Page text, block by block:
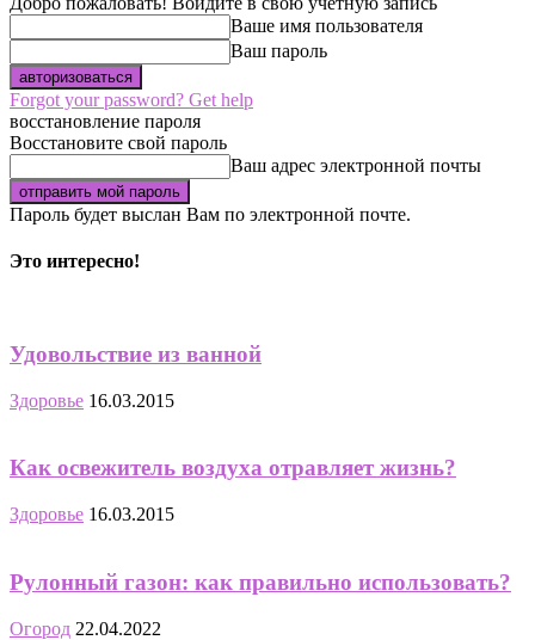
Ваше имя пользователя
Ваш пароль
Forgot your password? Get help
восстановление пароля
Восстановите свой пароль
Ваш адрес электронной почты
Пароль будет выслан Вам по электронной почте.
Это интересно!
Удовольствие из ванной
Здоровье 16.03.2015
Как освежитель воздуха отравляет жизнь?
Здоровье 16.03.2015
Рулонный газон: как правильно использовать?
Огород 22.04.2022